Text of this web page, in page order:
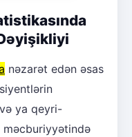
nəzarət edən əsas
ya qeyri-